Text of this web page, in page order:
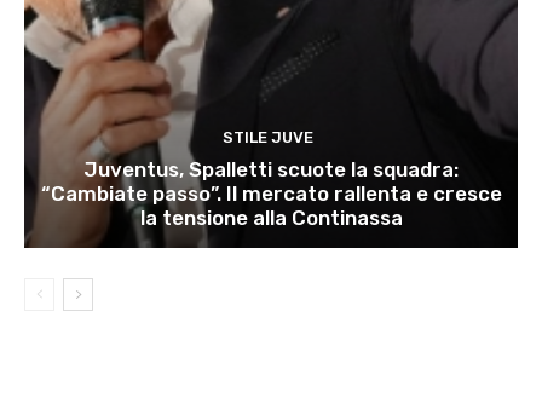
STILE JUVE
Juventus, Spalletti scuote la squadra:
“Cambiate passo”. Il mercato rallenta e cresce
la tensione alla Continassa